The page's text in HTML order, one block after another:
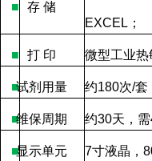
■ 存 储
EXCEL ；
■ 打 印 微型工业热
■试剂用量 约180次/套
■维保周期 约30天，需
■显示单元 7寸液晶，